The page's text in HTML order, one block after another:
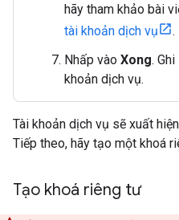
hãy tham khảo bài
tài khoản dịch vụ
.
Nhấp vào Xong.
khoản dịch vụ.
Tài khoản dịch vụ sẽ xuất
Tiếp theo, hãy tạo một khoá
Tạo khoá riêng tư